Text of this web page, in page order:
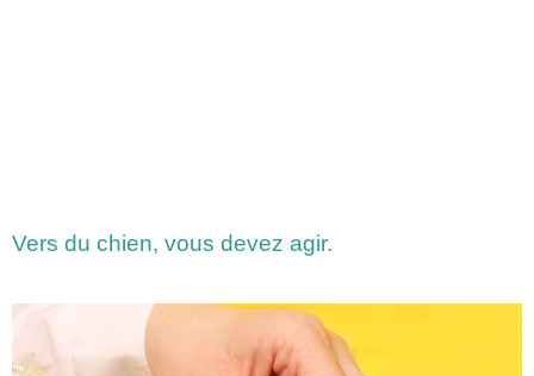
Vers du chien, vous devez agir.